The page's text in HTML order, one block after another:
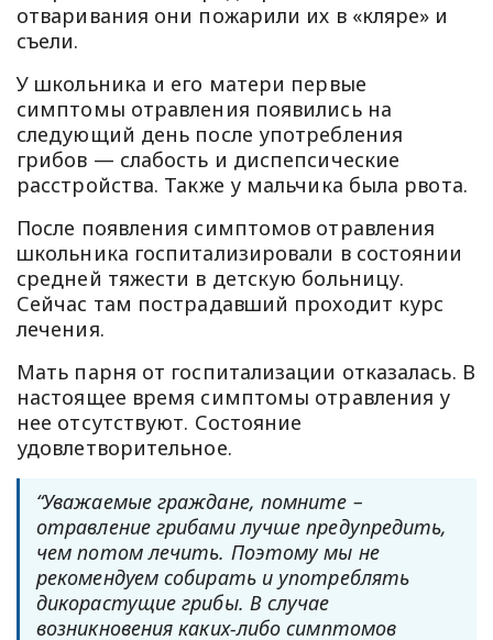
отваривания они пожарили их в «кляре» и
съели.
У школьника и его матери первые
симптомы отравления появились на
следующий день после употребления
грибов — слабость и диспепсические
расстройства. Также у мальчика была рвота.
После появления симптомов отравления
школьника госпитализировали в состоянии
средней тяжести в детскую больницу.
Сейчас там пострадавший проходит курс
лечения.
Мать парня от госпитализации отказалась. В
настоящее время симптомы отравления у
нее отсутствуют. Состояние
удовлетворительное.
“Уважаемые граждане, помните –
отравление грибами лучше предупредить,
чем потом лечить. Поэтому мы не
рекомендуем собирать и употреблять
дикорастущие грибы. В случае
возникновения каких-либо симптомов